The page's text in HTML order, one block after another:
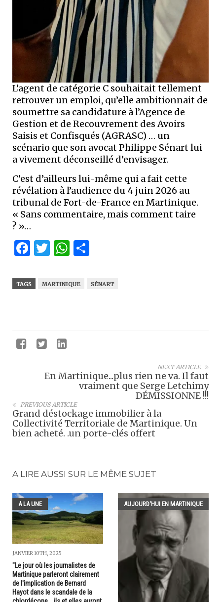
L’agent de catégorie C souhaitait tellement
retrouver un emploi, qu’elle ambitionnait de
soumettre sa candidature à l’Agence de
Gestion et de Recouvrement des Avoirs
Saisis et Confisqués (AGRASC) … un
scénario que son avocat Philippe Sénart lui
a vivement déconseillé d’envisager.
C’est d’ailleurs lui-même qui a fait cette
révélation à l’audience du 4 juin 2026 au
tribunal de Fort-de-France en Martinique.
« Sans commentaire, mais comment taire
? »…
Facebook
Twitter
WhatsApp
TAGS MARTINIQUE SÉNART
NEXT ARTICLE
En Martinique...plus rien ne va. Il faut
vraiment que Serge Letchimy
DÉMISSIONNE !!!
PREVIOUS ARTICLE
Grand déstockage immobilier à la
Collectivité Territoriale de Martinique. Un
bien acheté. .un porte-clés offert
A LIRE AUSSI SUR LE MÊME SUJET
A LA UNE
JANVIER 10TH, 2025
"Le jour où les journalistes de
Martinique parleront clairement
de l'implication de Bernard
Hayot dans le scandale de la
AUJOURD'HUI EN MARTINIQUE